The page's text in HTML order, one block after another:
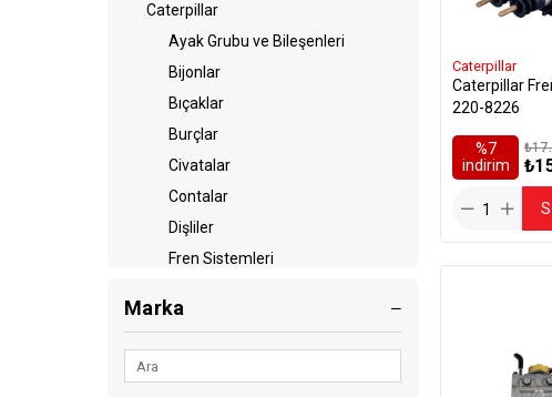
Caterpillar
Ayak Grubu ve Bileşenleri
Bijonlar
Bıçaklar
Burçlar
Civatalar
Contalar
Dişliler
Fren Sistemleri
Filtreler
Hortumlar
Kaplinler
Marka
Caterpillar
Caterpillar
220-8226
%7
i̇ndirim